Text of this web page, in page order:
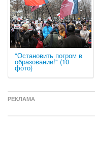
"Остановить погром в
образовании!" (10
фото)
РЕКЛАМА